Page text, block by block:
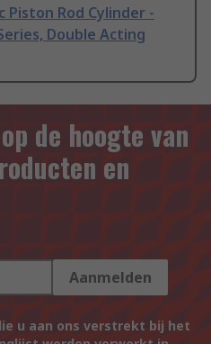
Piston Rod Cylinder -
Double Acting
de hoogte van
en
Aanmelden
u aan ons verstrekt bij het